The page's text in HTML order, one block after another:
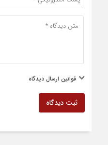
قوانین ارسال دیدگاه
ثبت دیدگاه